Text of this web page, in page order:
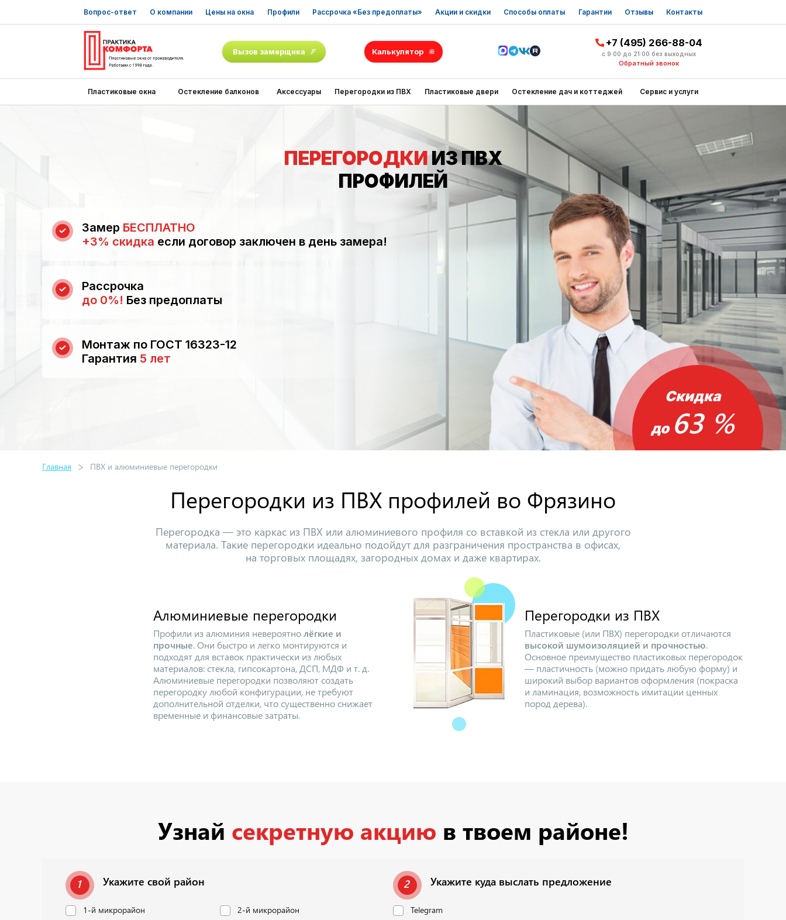
Вопрос-ответ О компании Цены на окна Профили Рассрочка «Без предоплаты» Акции и скидки Способы оплаты Гарантии Отзывы Контакты
Вызов замерщика Калькулятор
+7 (495) 266-88-04
с 9:00 до 21:00 без выходных
Обратный звонок
Пластиковые окна Остекление балконов Аксессуары Перегородки из ПВХ Пластиковые двери Остекление дач и коттеджей Сервис и услуги
ПЕРЕГОРОДКИИЗ ПВХ
ПРОФИЛЕЙ
Замер БЕСПЛАТНО
+3% скидка если договор заключен в день замера!
Рассрочка
до 0%! Без предоплаты
Монтаж по ГОСТ 16323-12
Гарантия 5 лет
Скидка
до 63 %
Главная ПВХ и алюминиевые перегородки
Перегородки из ПВХ профилей во Фрязино
Перегородка — это каркас из ПВХ или алюминиевого профиля со вставкой из стекла или другого
материала. Такие перегородки идеально подойдут для разграничения пространства в офисах,
на торговых площадях, загородных домах и даже квартирах.
Алюминиевые перегородки
Профили из алюминия невероятнолёгкие и
прочные. Они быстро и легко монтируются и
подходят для вставок практически из любых
материалов: стекла, гипсокартона, ДСП, МДФ и т. д.
Алюминиевые перегородки позволяют создать
перегородку любой конфигурации, не требуют
дополнительной отделки, что существенно снижает
временные и финансовые затраты.
Перегородки из ПВХ
Пластиковые (или ПВХ) перегородки отличаются
высокой шумоизоляцией и прочностью.
Основное преимущество пластиковых перегородок
— пластичность (можно придать любую форму) и
широкий выбор вариантов оформления (покраска
и ламинация, возможность имитации ценных
пород дерева).
Узнай секретную акцию в твоем районе!
1 Укажите свой район
1-й микрорайон
2-й микрорайон
2 Укажите куда выслать предложение
Telegram